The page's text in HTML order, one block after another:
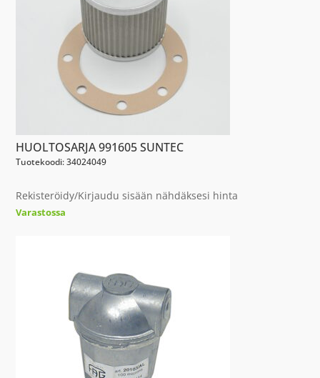
HUOLTOSARJA 991605 SUNTEC
Tuotekoodi: 34024049
Rekisteröidy/Kirjaudu sisään nähdäksesi hinta
Varastossa